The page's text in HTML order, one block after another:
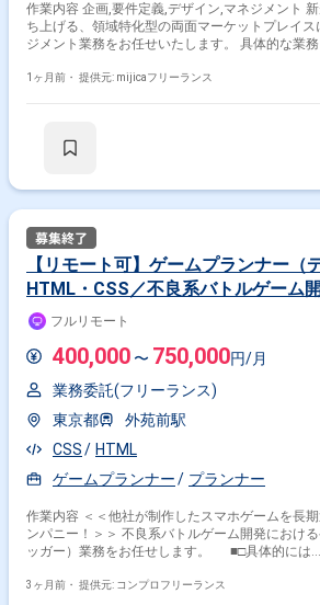
作業内容 企画,要件定義,デザイン,マネジメント
ち上げる、領域特化型の両面マーケットプレイ
ジメント業務をお任せいたします。 具体的な業務としては、市場調査やユ
およびデマンドサイド双方の体験設計を行ってい
と密に連携しながら、ユーザー体験を重視したプ
1ヶ月前・ 提供元: mijicaフリーランス
【リモート可】ゲームプランナー（
HTML・CSS／不良系バトルゲーム
フルリモート
400,000 〜 750,000円/月
業務委託(フリーランス)
東京都
外苑前駅
CSS
HTML
ゲームプランナー
プランナー
作業内容 ＜＜他社が制作したスマホゲームを長
ンパニー！＞＞ 不良系バトルゲーム開発におけ
ッガー）業務をお任せします。 ■□具体的には
・カスタマーサポート対応（エスカレーション
3ヶ月前・ 提供元: コンプロフリーランス